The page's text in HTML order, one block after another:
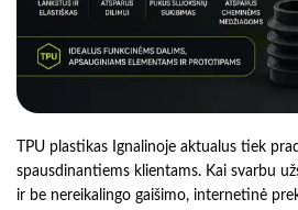
TPU plastikas Ignalinoje aktualus tiek
spausdinantiems klientams. Kai svarbu
ir be nereikalingo gaišimo, internetinė